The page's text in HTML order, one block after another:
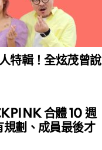
特輯！全炫茂曾說
合體 10 週
劃、成員最後才